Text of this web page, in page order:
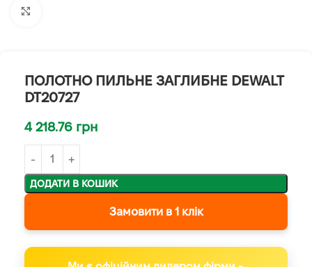
ПОЛОТНО ПИЛЬНЕ ЗАГЛИБНЕ DEWALT
DT20727
4 218.76 грн
ДОДАТИ В КОШИК
Замовити в 1 клік